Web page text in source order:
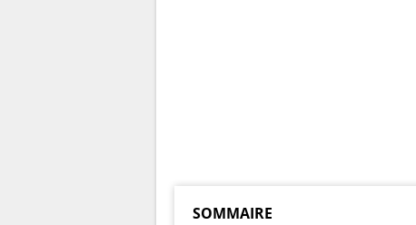
SOMMAIRE